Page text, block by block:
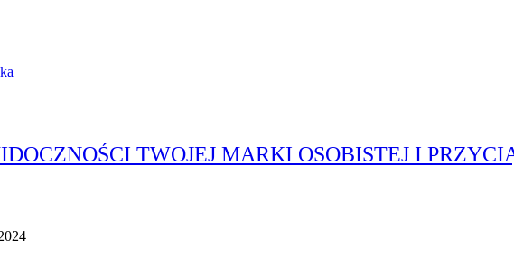
TWOJEJ MARKI OSOBISTEJ I